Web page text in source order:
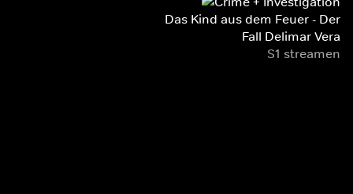
Das Kind aus dem Feuer - Der
Fall Delimar Vera
S1 streamen